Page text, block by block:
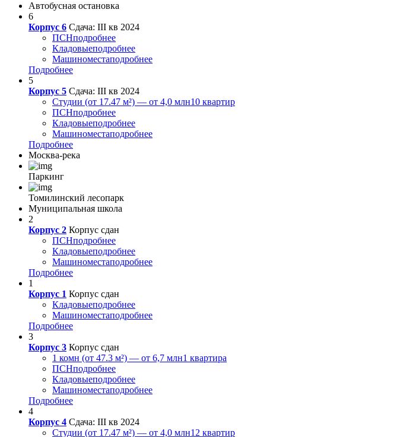
Автобусная остановка
6
Корпус 6 Сдача: III кв 2024
ПСНподробнее
Кладовыеподробнее
Машиноместаподробнее
Подробнее
5
Корпус 5 Сдача: III кв 2024
Студии (от 17.47 м²) — от 4,0 млн10 квартир
ПСНподробнее
Кладовыеподробнее
Машиноместаподробнее
Подробнее
Москва-река
Паркинг
Томилинский лесопарк
Муниципальная школа
2
Корпус 2 Корпус сдан
ПСНподробнее
Кладовыеподробнее
Машиноместаподробнее
Подробнее
1
Корпус 1 Корпус сдан
Кладовыеподробнее
Машиноместаподробнее
Подробнее
3
Корпус 3 Корпус сдан
1 комн (от 47.3 м²) — от 6,7 млн1 квартира
ПСНподробнее
Кладовыеподробнее
Машиноместаподробнее
Подробнее
4
Корпус 4 Сдача: III кв 2024
Студии (от 17.47 м²) — от 4,0 млн12 квартир